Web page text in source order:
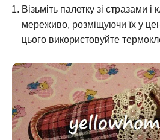
Візьміть палетку зі стразами
мереживо, розміщуючи їх у
цього використовуйте